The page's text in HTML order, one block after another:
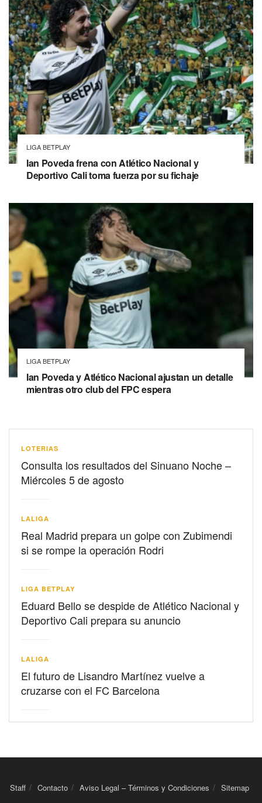
LIGA BETPLAY
Ian Poveda frena con Atlético Nacional y
Deportivo Cali toma fuerza por su fichaje
LIGA BETPLAY
Ian Poveda y Atlético Nacional ajustan un detalle
mientras otro club del FPC espera
LOTERIAS
Consulta los resultados del Sinuano Noche –
Miércoles 5 de agosto
LALIGA
Real Madrid prepara un golpe con Zubimendi
si se rompe la operación Rodri
LIGA BETPLAY
Eduard Bello se despide de Atlético Nacional y
Deportivo Cali prepara su anuncio
LALIGA
El futuro de Lisandro Martínez vuelve a
cruzarse con el FC Barcelona
Staff Contacto Aviso Legal – Términos y Condiciones Sitemap